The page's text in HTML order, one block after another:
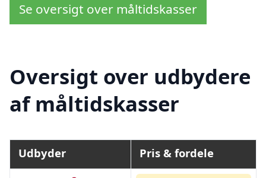
Se oversigt over måltidskasser
Oversigt over udbydere
af måltidskasser
Udbyder Pris & fordele